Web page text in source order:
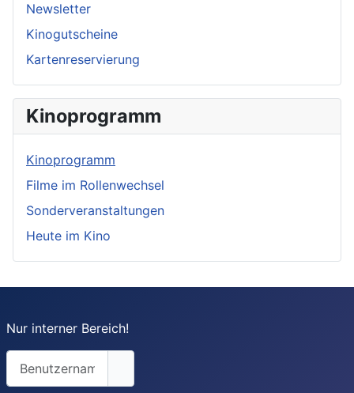
Newsletter
Kinogutscheine
Kartenreservierung
Kinoprogramm
Kinoprogramm
Filme im Rollenwechsel
Sonderveranstaltungen
Heute im Kino
Nur interner Bereich!